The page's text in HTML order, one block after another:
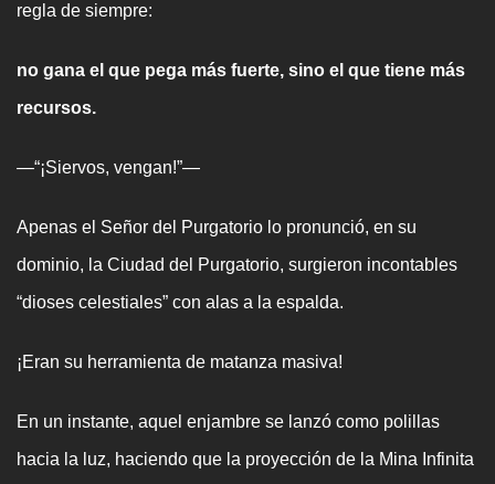
regla de siempre:
no gana el que pega más fuerte, sino el que tiene más
recursos.
—“¡Siervos, vengan!”—
Apenas el Señor del Purgatorio lo pronunció, en su
dominio, la Ciudad del Purgatorio, surgieron incontables
“dioses celestiales” con alas a la espalda.
¡Eran su herramienta de matanza masiva!
En un instante, aquel enjambre se lanzó como polillas
hacia la luz, haciendo que la proyección de la Mina Infinita